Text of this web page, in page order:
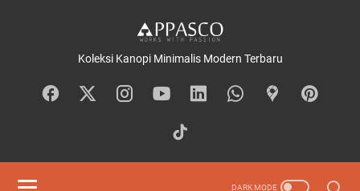
Koleksi Kanopi Minimalis Modern Terbaru